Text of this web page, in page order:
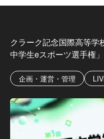
クラーク記念国際高等学
中学生eスポーツ選手権」
企画・運営・管理